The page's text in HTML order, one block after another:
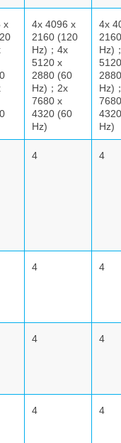
x
4x 4096 x
2160 (120
Hz)；4x
5120 x
2880 (60
Hz)；2x
7680 x
4320 (60
Hz)
4x
Hz)
Hz)
Hz)
4 4
4 4
4 4
4 4